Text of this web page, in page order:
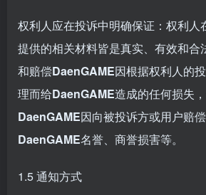
权利人应在投诉中明确保证：权利人
提供的相关材料皆是真实、有效和合
和赔偿DaenGAME因根据权利人的
理而给DaenGAME造成的任何损失
DaenGAME因向被投诉方或用户赔
DaenGAME名誉、商誉损害等。
1.5 通知方式